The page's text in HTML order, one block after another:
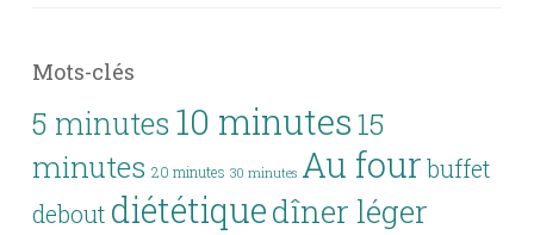
Mots-clés
5 minutes 10 minutes15
minutes 20 minutes 30 minutes Au fourbuffet
debout diététiquedîner léger